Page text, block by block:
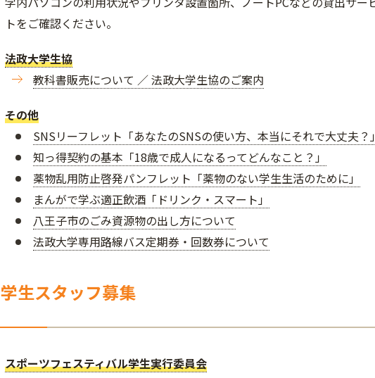
トをご確認ください。
法政大学生協
教科書販売について ／ 法政大学生協のご案内
その他
SNSリーフレット「あなたのSNSの使い方、本当にそれで大丈夫？」
知っ得契約の基本「18歳で成人になるってどんなこと？」
薬物乱用防止啓発パンフレット「薬物のない学生生活のために」
まんがで学ぶ適正飲酒「ドリンク・スマート」
八王子市のごみ資源物の出し方について
法政大学専用路線バス定期券・回数券について
学生スタッフ募集
スポーツフェスティバル学生実行委員会